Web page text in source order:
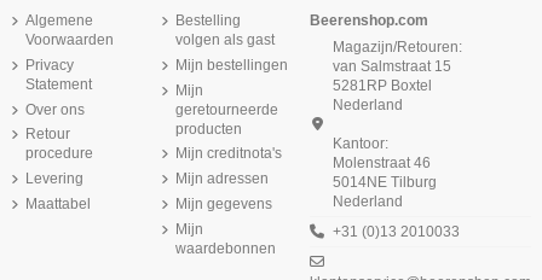
Beeren Meisjes hemd Comfort
Feeling 6Pack Wit
€ 47,70
Beeren Dames boxershort Young
6Pack Beige
Beeren Dames boxershort Softly met
lange pijp 2Pack Rood
Beeren Dames boxershort Comfort
Feeling 2Pack Zwart
(5/5) uit 3 reviews
Beeren Dames boxershort Comfort
Feeling 2Pack Beige
Beeren Dames Short Green Comfort
M181 Caffe Latte
Beeren Heren slip met gulp M3000
2Pack Wit
Beeren Dames hemd Elegance Beige
€ 18,95
Algemene
Voorwaarden
Privacy
Statement
Over ons
Retour
procedure
Levering
Maattabel
Bestelling
volgen als gast
Mijn bestellingen
Mijn
geretourneerde
producten
Mijn creditnota's
Mijn adressen
Mijn gegevens
Mijn
waardebonnen
Beerenshop.com
Magazijn/Retouren:
van Salmstraat 15
5281RP Boxtel
Nederland
Kantoor:
Molenstraat 46
5014NE Tilburg
Nederland
+31 (0)13 2010033